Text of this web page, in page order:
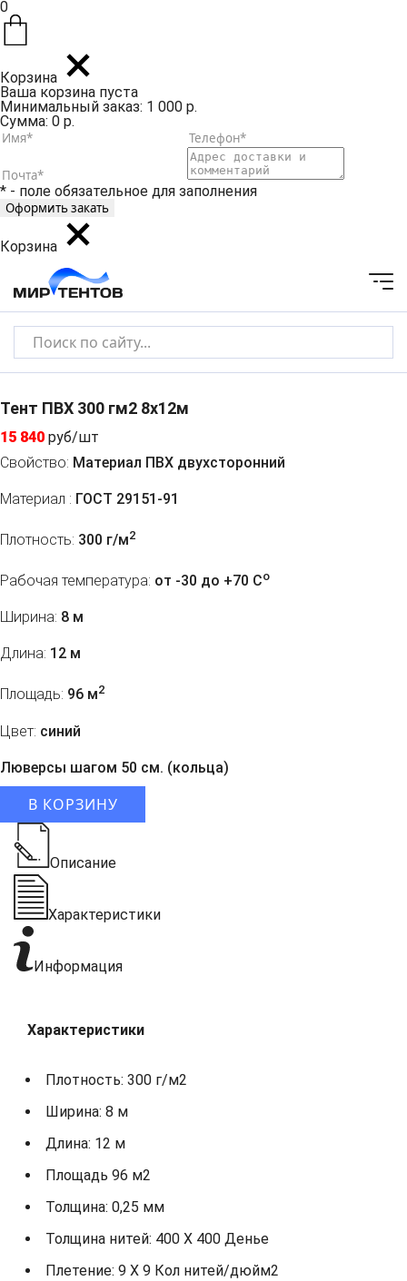
0
Корзина
Ваша корзина пуста
Минимальный заказ: 1 000 р.
Сумма: 0 р.
* - поле обязательное для заполнения
Корзина
Тент ПВХ 300 гм2 8x12м
15 840 руб/шт
Свойство: Материал ПВХ двухсторонний
Материал : ГОСТ 29151-91
Плотность: 300 г/м2
Рабочая температура: от -30 до +70 Co
Ширина: 8 м
Длина: 12 м
Площадь: 96 м2
Цвет: синий
Люверсы шагом 50 см. (кольца)
В КОРЗИНУ
Описание
Характеристики
Информация
Характеристики
Плотность: 300 г/м2
Ширина: 8 м
Длина: 12 м
Площадь 96 м2
Толщина: 0,25 мм
Толщина нитей: 400 X 400 Денье
Плетение: 9 X 9 Кол нитей/дюйм2